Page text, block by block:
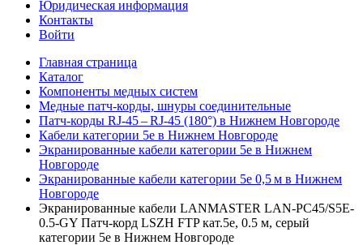
Юридическая информация
Контакты
Войти
Главная страница
Каталог
Компоненты медных систем
Медные патч-корды, шнуры соединительные
Патч-корды RJ‑45 – RJ‑45 (180°) в Нижнем Новгороде
Кабели категории 5e в Нижнем Новгороде
Экранированные кабели категории 5e в Нижнем
Новгороде
Экранированные кабели категории 5e 0,5 м в Нижнем
Новгороде
Экранированные кабели LANMASTER LAN-PC45/S5E-
0.5-GY Патч-корд LSZH FTP кат.5e, 0.5 м, серый
категории 5e в Нижнем Новгороде